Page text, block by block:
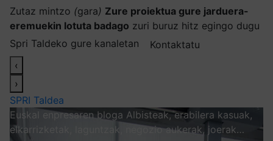
Zutaz mintzo (gara) Zure proiektua gure jarduera-
eremuekin lotuta badago zuri buruz hitz egingo dugu
Spri Taldeko gure kanaletan
Kontaktatu
‹
›
SPRI Taldea
Euskal enpresaren bloga Albisteak, erabilera kasuak,
elkarrizketak, laguntzak, negozio aukerak, joerak…